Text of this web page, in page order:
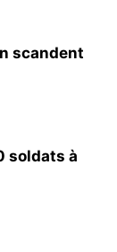
scandent
soldats à